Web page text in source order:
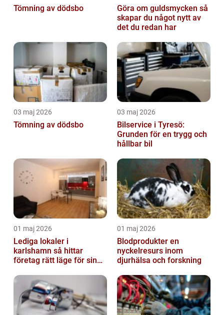
Tömning av dödsbo
Göra om guldsmycken så
skapar du något nytt av
det du redan har
03 maj 2026
Tömning av dödsbo
03 maj 2026
Bilservice i Tyresö:
Grunden för en trygg och
hållbar bil
01 maj 2026
Lediga lokaler i
karlshamn så hittar
företag rätt läge för sin
01 maj 2026
Blodprodukter en
nyckelresurs inom
djurhälsa och forskning